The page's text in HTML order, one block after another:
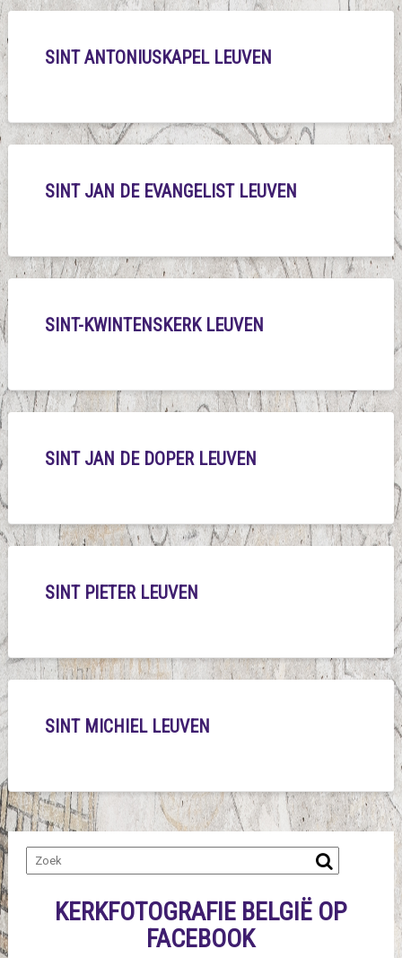
SINT ANTONIUSKAPEL LEUVEN
SINT JAN DE EVANGELIST LEUVEN
SINT-KWINTENSKERK LEUVEN
SINT JAN DE DOPER LEUVEN
SINT PIETER LEUVEN
SINT MICHIEL LEUVEN
KERKFOTOGRAFIE BELGIË OP
FACEBOOK